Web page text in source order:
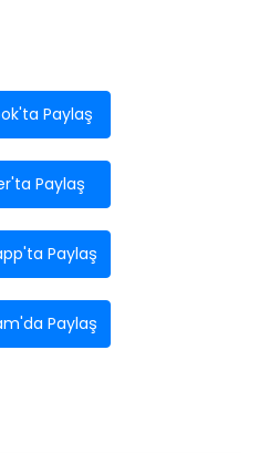
Paylaş
Paylaş
Paylaş
Paylaş